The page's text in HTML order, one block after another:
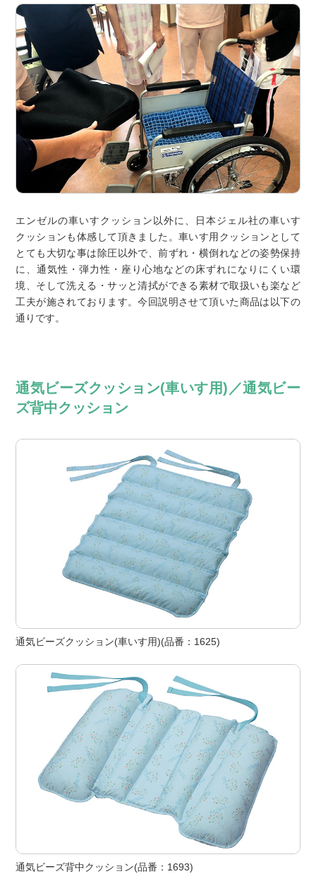
エンゼルの車いすクッション以外に、日本ジェル社の車いす
クッションも体感して頂きました。車いす用クッションとして
とても大切な事は除圧以外で、前ずれ・横倒れなどの姿勢保持
に、通気性・弾力性・座り心地などの床ずれになりにくい環
境、そして洗える・サッと清拭ができる素材で取扱いも楽など
工夫が施されております。今回説明させて頂いた商品は以下の
通りです。
通気ビーズクッション(車いす用)／通気ビー
ズ背中クッション
通気ビーズクッション(車いす用)(品番：1625)
通気ビーズ背中クッション(品番：1693)